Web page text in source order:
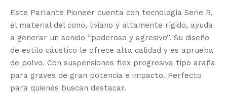
Este Parlante Pioneer cuenta con tecnología Serie R,
el material del cono, liviano y altamente rígido, ayuda
a generar un sonido “poderoso y agresivo”. Su diseño
de estilo cáustico le ofrece alta calidad y es aprueba
de polvo. Con suspensiones flex progresiva tipo araña
para graves de gran potencia e impacto. Perfecto
para quienes buscan destacar.